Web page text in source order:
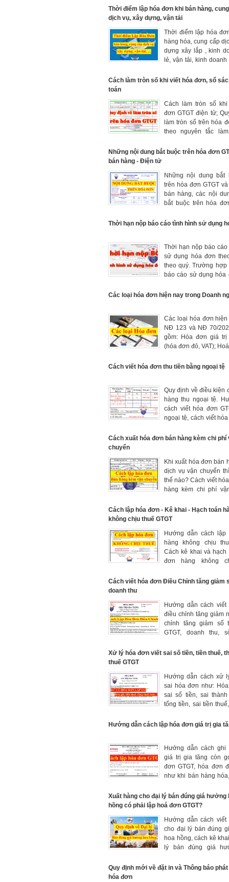
Thời điểm lập hóa đơn khi bán hàng,
dịch vụ, xây dựng, vận tải
Thời điểm lập hóa
hàng hóa, cung cấp
dựng xây lắp , kinh
lẻ, vận tải, kinh
123/2020/NĐ-CP và
thời điểm sẽ bị phạt.
Cách làm tròn số khi viết hóa đơn, sổ
toán
Cách làm tròn số
đơn GTGT điện tử;
làm tròn số trên hóa
theo nguyên tắc
174/2016/NĐ-CP.
Những nội dung bắt buộc trên hóa đơn
bán hàng - Điện tử
Những nội dung bắt
trên hóa đơn GTGT
bán hàng, các nội
bắt buộc trên hóa
đầy đủ các nội dung
Thời hạn nộp báo cáo tình hình sử dụng
Thời hạn nộp báo
sử dụng hóa đơn
theo quý. Trường hợp
báo cáo sử dụng hóa
nộp báo cáo khi
Các loại hóa đơn hiện nay trong Doanh
Các loại hóa đơn hiện
NĐ 123 và NĐ 70/
gồm: Hóa đơn giá trị
(hóa đơn đỏ, VAT);
thẻ; phiếu thu tiền bảo
Cách viết hóa đơn thu tiền bằng ngoại tệ
Quy định về điều kiện
hàng thu ngoại tệ.
cách viết hóa đơn
ngoại tệ, cách viết
định pháp luật.
Cách xuất hóa đơn bán hàng kèm chi phí
chuyển
Khi xuất hóa đơn bán
dịch vụ vận chuyển
thế nào? Cách viết
hàng kèm chi phí
định 123/2020/NĐ-CP
Cách lập hóa đơn - Kê khai - Hạch toán
không chịu thuế GTGT
Hướng dẫn cách lập
hàng không chịu
Cách kê khai và hạch
đơn hàng không
thuế Giá trị gia tăng.
Cách viết hóa đơn Điều Chỉnh tăng giảm
doanh thu
Hướng dẫn cách
điều chỉnh tăng giảm
chỉnh tăng giảm số
GTGT, doanh thu,
bằng chữ, đơn giá,
Xử lý hóa đơn viết sai số tiền, tiền thuế,
thuế GTGT
Hướng dẫn cách xử
sai hóa đơn như:
sai số tiền, sai
tổng tiền, sai tiền
Hướng dẫn cách lập hóa đơn giá trị gia
Hướng dẫn cách ghi
giá trị gia tăng còn
đơn GTGT, hóa đơn
như khi bán hàng
các chỉ tiêu trên hóa
ngày tháng năm, tên
123/2020/NĐ-CP.
Xuất hàng cho đại lý bán đúng giá hưởng
hồng có phải lập hoá đơn GTGT?
Hướng dẫn cách
cho đại lý bán đúng
hoa hồng, cách kê
lý bán đúng giá
123/2020/NĐ-CP và
Quy định mới về đặt in và Thông báo
hóa đơn